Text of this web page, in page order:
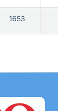
1653